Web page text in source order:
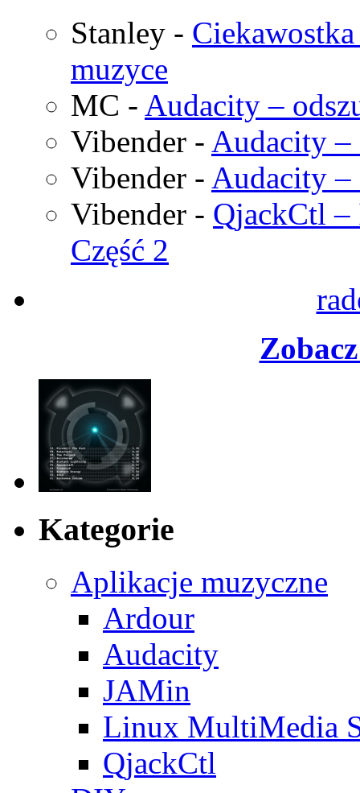
Stanley -
muzyce
MC - Audacity –
Vibender - Audacity –
Vibender - Audacity –
Vibender - QjackCtl –
Część 2
Kategorie
Aplikacje muzyczne
Ardour
Audacity
JAMin
Linux MultiMedia
QjackCtl